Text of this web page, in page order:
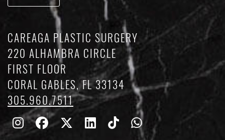
CAREAGA PLASTIC SURGERY
220 ALHAMBRA CIRCLE
FIRST FLOOR
CORAL GABLES, FL 33134
305.960.7511
FollowFollowFollow
FindFindWhatsapp